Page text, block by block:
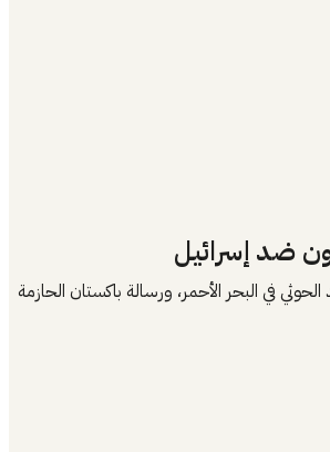
ضد إسرائيل
في البحر الأحمر، ورسالة باكستان الحازمة